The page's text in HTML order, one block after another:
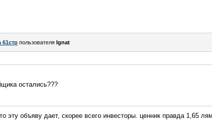
пользователя Ignat
остались???
эту объяву дает, скорее всего инвесторы. ценник правда 1,65